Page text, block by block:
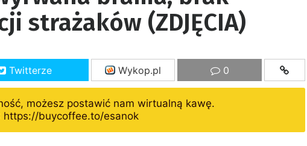
strażaków (ZDJĘCIA)
Twitterze Wykop.pl 0
możesz postawić nam wirtualną kawę.
https://buycoffee.to/esanok